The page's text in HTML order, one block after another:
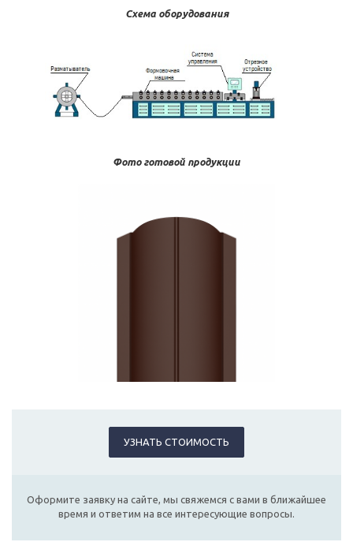
Схема оборудования
Фото готовой продукции
УЗНАТЬ СТОИМОСТЬ
Оформите заявку на сайте, мы свяжемся с вами в ближайшее
время и ответим на все интересующие вопросы.